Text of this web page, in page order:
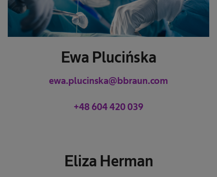
Ewa Plucińska
ewa.plucinska@bbraun.com
+48 604 420 039
Eliza Herman